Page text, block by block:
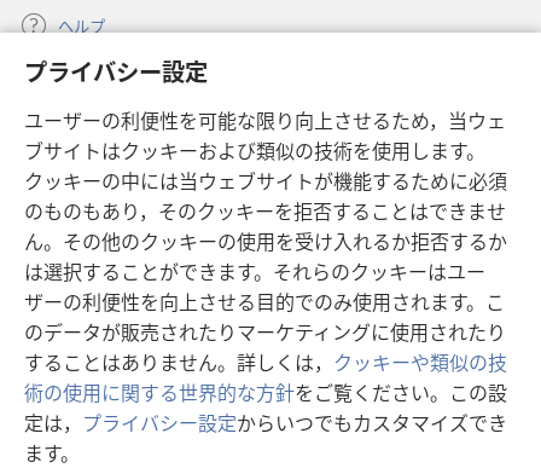
プライバシー設定
ユーザーの利便性を可能な限り向上させるため，当ウェ
ブサイトはクッキーおよび類似の技術を使用します。
クッキーの中には当ウェブサイトが機能するために必須
のものもあり，そのクッキーを拒否することはできませ
ん。その他のクッキーの使用を受け入れるか拒否するか
は選択することができます。それらのクッキーはユー
ザーの利便性を向上させる目的でのみ使用されます。こ
のデータが販売されたりマーケティングに使用されたり
することはありません。詳しくは， クッキーや類似の技
術の使用に関する世界的な方針をご覧ください。この設
定は， プライバシー設定からいつでもカスタマイズでき
ます。
ヘルプ
寄付
し
い
タ
ブ
で
開
く）
ものみの塔 オンライン・ライブラリー
（新
し
い
タ
ブ
で
開
く）
JW Hub ®
（新
し
い
タ
ブ
で
開
く）
JW Library ®
Watchtower Library®
Copyright